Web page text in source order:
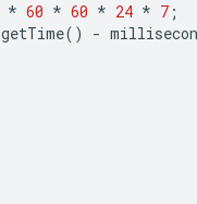
* 60 * 60 * 24 * 7 ;
getTime() -